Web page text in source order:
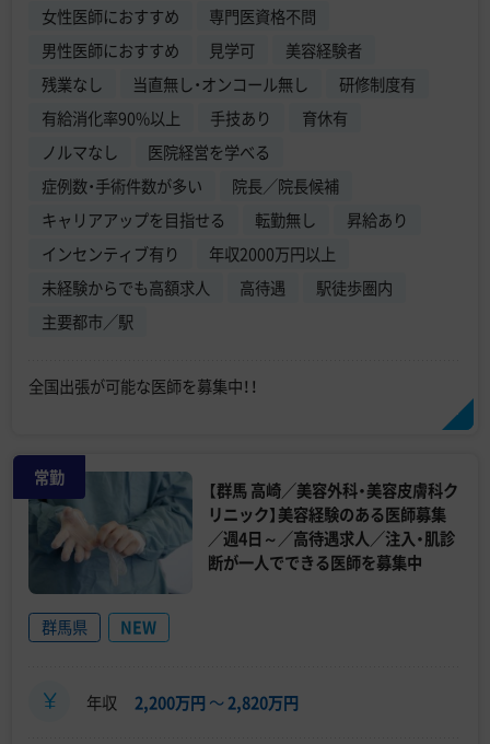
女性医師におすすめ
専門医資格不問
男性医師におすすめ
見学可
美容経験者
残業なし
当直無し・オンコール無し
研修制度有
有給消化率90%以上
手技あり
育休有
ノルマなし
医院経営を学べる
症例数・手術件数が多い
院長／院長候補
キャリアアップを目指せる
転勤無し
昇給あり
インセンティブ有り
年収2000万円以上
未経験からでも高額求人
高待遇
駅徒歩圏内
主要都市／駅
全国出張が可能な医師を募集中！！
常勤
【群馬 高崎／美容外科・美容皮膚科ク
リニック】美容経験のある医師募集
／週4日～／高待遇求人／注入・肌診
断が一人でできる医師を募集中
群馬県 NEW
年収 2,200万円 〜2,820万円